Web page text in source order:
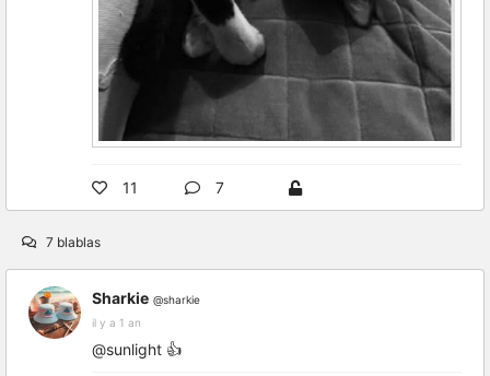
11 7
7 blablas
Sharkie @sharkie
il y a 1 an
@sunlight 👍